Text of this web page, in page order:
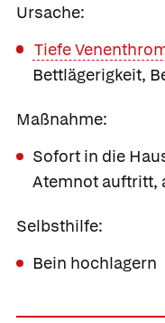
Ursache:
Tiefe
Bettlägerigkeit,
Maßnahme:
Sofort in die
Atemnot auftritt,
Selbsthilfe:
Bein hochlagern